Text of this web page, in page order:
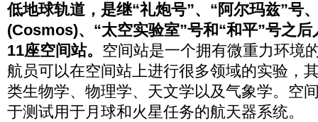
低地球轨道，是继“礼炮号”、“阿尔玛兹”号
(Cosmos)、“太空实验室”号和“和平”号之
11座空间站。 空间站是一个拥有微重力环境
航员可以在空间站上进行很多领域的实验，
类生物学、物理学、天文学以及气象学。空
于测试用于月球和火星任务的航天器系统。